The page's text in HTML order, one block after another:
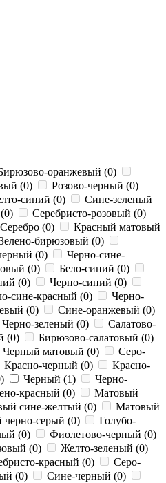
оранжевый (0)
(0) Розово-черный (0)
синий (0)
Сине-зеленый
0) Серебристо-розовый (0)
Серебро (0)
Красный матовый
бирюзовый (0)
(0)
Черно-сине-
(0) Бело-синий (0)
(0) Черно-синий (0)
сине-красный (0)
Черно-
(0) Сине-оранжевый (0)
Черно-зеленый (0)
Салатово-
(0) Бирюзово-салатовый (0)
Черный матовый (0)
Серо-
Красно-черный (0)
Красно-
) Черный (1)
Черно-
красный (0)
Матовый
сине-желтый (0)
Матовый
серый (0)
Голубо-
(0) Фиолетово-черный (0)
(0) Желто-зеленый (0)
красный (0)
Серо-
(0) Сине-черный (0)